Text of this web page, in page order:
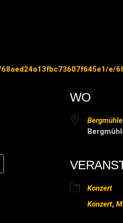
e/
Google Kalender
WO
Konzert
Konzert,